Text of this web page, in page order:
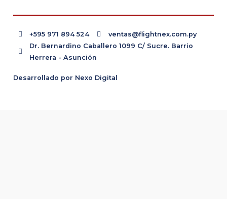
+595 971 894 524
ventas@flightnex.com.py
Dr. Bernardino Caballero 1099 C/ Sucre. Barrio
Herrera - Asunción
Desarrollado por Nexo Digital